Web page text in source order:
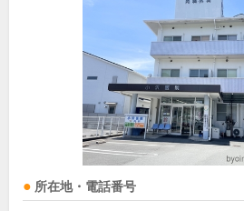
所在地・電話番号